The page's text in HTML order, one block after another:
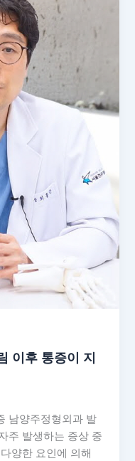
이후 통증이 지
남양주정형외과 발
주 발생하는 증상 중
양한 요인에 의해